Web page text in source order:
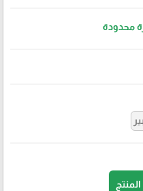
محدودة